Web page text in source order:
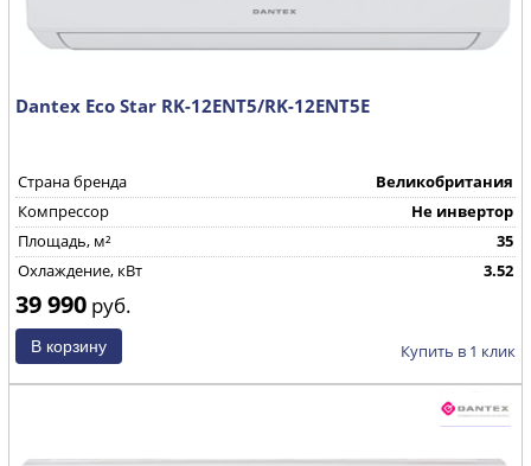
Dantex Eco Star RK-12ENT5/RK-12ENT5E
Страна бренда
Великобритания
Компрессор
Не инвертор
Площадь, м²
35
Охлаждение, кВт
3.52
39 990 руб.
Купить в 1 клик